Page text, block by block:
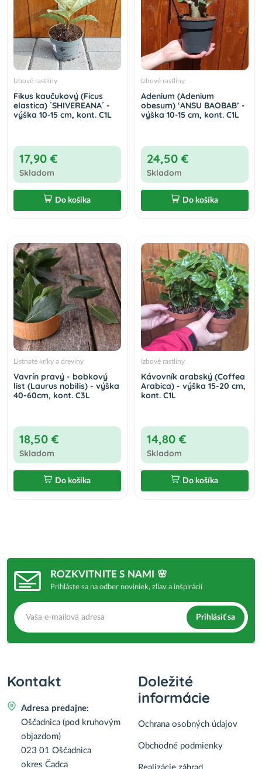
Izbové rastliny
Fikus kaučukový (Ficus
elastica) ´SHIVEREANA´ -
výška 10-15 cm, kont. C1L
17,90 €
Skladom
Do košíka
Izbové rastliny
Adenium (Adenium
obesum) ‘ANSU BAOBAB’ -
výška 10-15 cm, kont. C1L
24,50 €
Skladom
Do košíka
Listnaté kríky a dreviny
Vavrín pravý - bobkový
list (Laurus nobilis) - výška
40-60cm, kont. C3L
18,50 €
Skladom
Do košíka
Izbové rastliny
Kávovník arabský (Coffea
Arabica) - výška 15-20 cm,
kont. C1L
14,80 €
Skladom
Do košíka
ROZKVITNITE S NAMI 🌸
Prihláste sa na odber noviniek, zliav a inšpirácií
Prihlásiť sa
Kontakt
Adresa predajne:
Oščadnica (pod kruhovým
objazdom)
023 01 Oščadnica
okres Čadca
Doležité
informácie
Ochrana osobných údajov
Obchodné podmienky